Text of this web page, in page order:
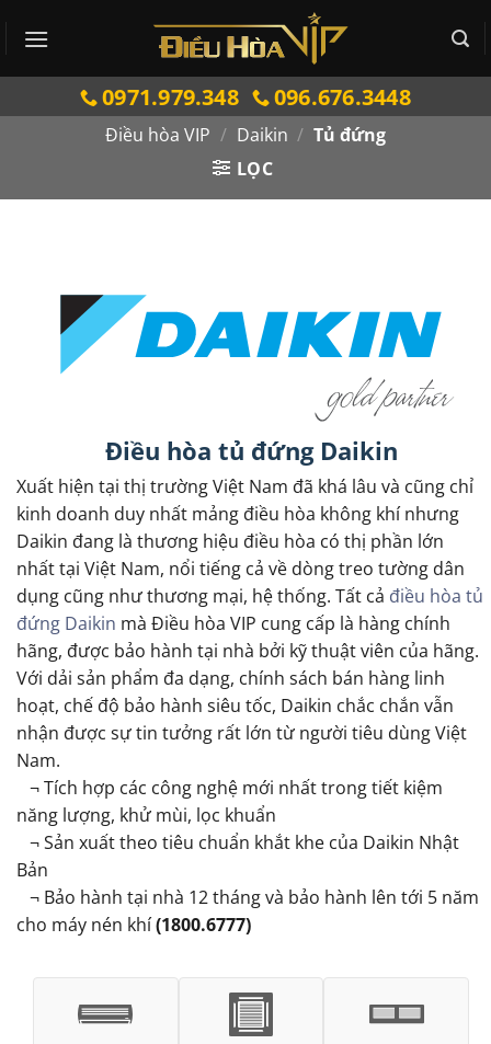
qua
0971.979.348 096.676.3448
Điều hòa VIP / Daikin / Tủ đứng
LỌC
Điều hòa tủ đứng Daikin
Xuất hiện tại thị trường Việt Nam đã khá lâu và cũng chỉ
kinh doanh duy nhất mảng điều hòa không khí nhưng
Daikin đang là thương hiệu điều hòa có thị phần lớn
nhất tại Việt Nam, nổi tiếng cả về dòng treo tường dân
dụng cũng như thương mại, hệ thống. Tất cả điều hòa tủ
đứng Daikin mà Điều hòa VIP cung cấp là hàng chính
hãng, được bảo hành tại nhà bởi kỹ thuật viên của hãng.
Với dải sản phẩm đa dạng, chính sách bán hàng linh
hoạt, chế độ bảo hành siêu tốc, Daikin chắc chắn vẫn
nhận được sự tin tưởng rất lớn từ người tiêu dùng Việt
Nam.
¬ Tích hợp các công nghệ mới nhất trong tiết kiệm
năng lượng, khử mùi, lọc khuẩn
¬ Sản xuất theo tiêu chuẩn khắt khe của Daikin Nhật
Bản
¬ Bảo hành tại nhà 12 tháng và bảo hành lên tới 5 năm
cho máy nén khí(1800.6777)